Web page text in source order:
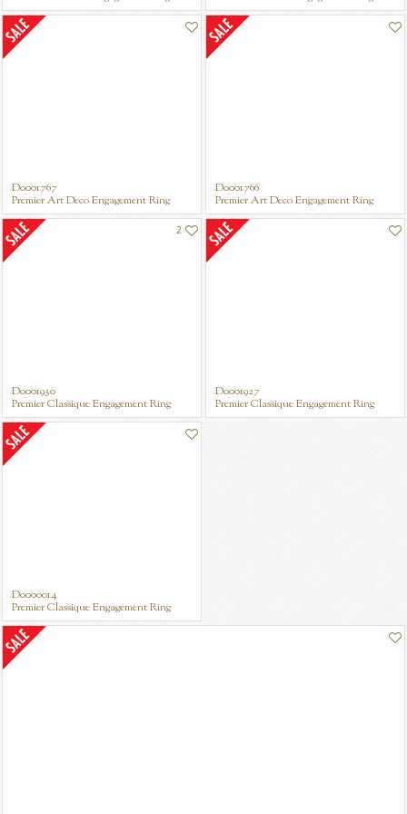
D0001767
Premier Art Deco Engagement Ring
D0001766
Premier Art Deco Engagement Ring
2
D0001930
Premier Classique Engagement Ring
D0001927
Premier Classique Engagement Ring
D0000014
Premier Classique Engagement Ring